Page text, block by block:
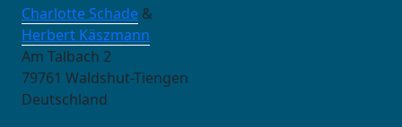
Charlotte Schade &
Herbert Käszmann
Am Talbach 2
79761 Waldshut-Tiengen
Deutschland